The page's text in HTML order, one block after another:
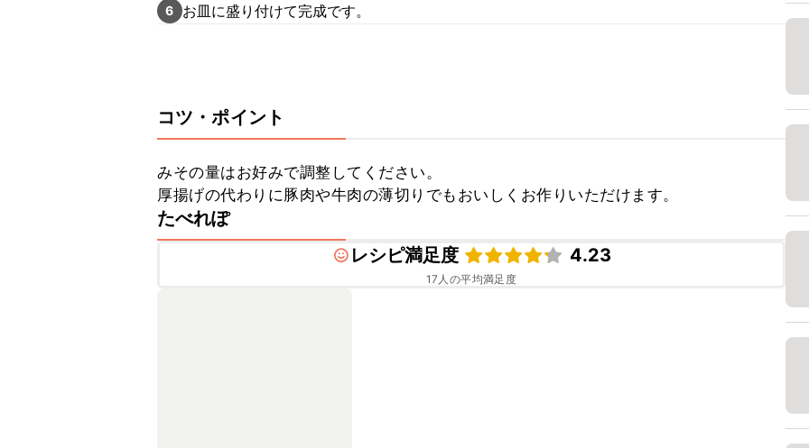
6 お皿に盛り付けて完成です。
コツ・ポイント
みその量はお好みで調整してください。
厚揚げの代わりに豚肉や牛肉の薄切りでもおいしくお作りいただけます。
たべれぽ
レシピ満足度
4.23
17 人の平均満足度